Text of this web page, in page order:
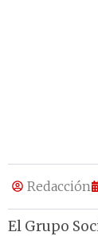
Redacción
El Grupo